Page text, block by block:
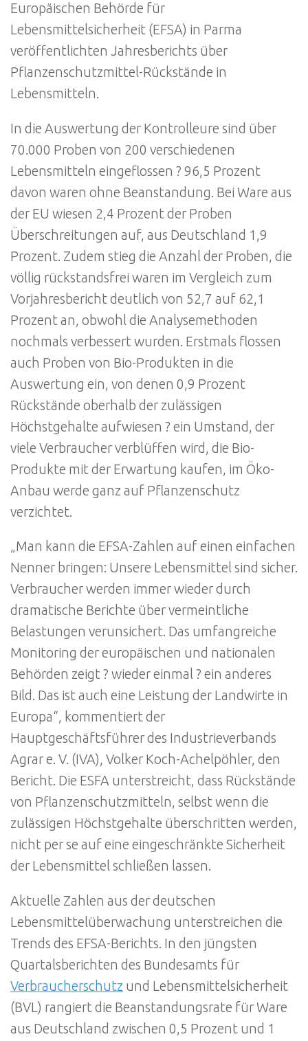
Europäischen Behörde für
Lebensmittelsicherheit (EFSA) in Parma
veröffentlichten Jahresberichts über
Pflanzenschutzmittel-Rückstände in
Lebensmitteln.
In die Auswertung der Kontrolleure sind über
70.000 Proben von 200 verschiedenen
Lebensmitteln eingeflossen ? 96,5 Prozent
davon waren ohne Beanstandung. Bei Ware aus
der EU wiesen 2,4 Prozent der Proben
Überschreitungen auf, aus Deutschland 1,9
Prozent. Zudem stieg die Anzahl der Proben, die
völlig rückstandsfrei waren im Vergleich zum
Vorjahresbericht deutlich von 52,7 auf 62,1
Prozent an, obwohl die Analysemethoden
nochmals verbessert wurden. Erstmals flossen
auch Proben von Bio-Produkten in die
Auswertung ein, von denen 0,9 Prozent
Rückstände oberhalb der zulässigen
Höchstgehalte aufwiesen ? ein Umstand, der
viele Verbraucher verblüffen wird, die Bio-
Produkte mit der Erwartung kaufen, im Öko-
Anbau werde ganz auf Pflanzenschutz
verzichtet.
„Man kann die EFSA-Zahlen auf einen einfachen
Nenner bringen: Unsere Lebensmittel sind sicher.
Verbraucher werden immer wieder durch
dramatische Berichte über vermeintliche
Belastungen verunsichert. Das umfangreiche
Monitoring der europäischen und nationalen
Behörden zeigt ? wieder einmal ? ein anderes
Bild. Das ist auch eine Leistung der Landwirte in
Europa“, kommentiert der
Hauptgeschäftsführer des Industrieverbands
Agrar e. V. (IVA), Volker Koch-Achelpöhler, den
Bericht. Die ESFA unterstreicht, dass Rückstände
von Pflanzenschutzmitteln, selbst wenn die
zulässigen Höchstgehalte überschritten werden,
nicht per se auf eine eingeschränkte Sicherheit
der Lebensmittel schließen lassen.
Aktuelle Zahlen aus der deutschen
Lebensmittelüberwachung unterstreichen die
Trends des EFSA-Berichts. In den jüngsten
Quartalsberichten des Bundesamts für
Verbraucherschutz und Lebensmittelsicherheit
(BVL) rangiert die Beanstandungsrate für Ware
aus Deutschland zwischen 0,5 Prozent und 1